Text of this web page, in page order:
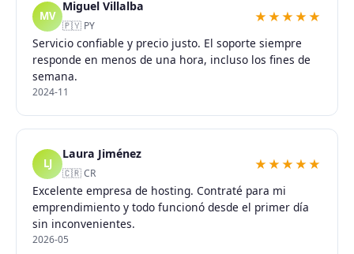
MV
Miguel Villalba
🇵🇾 PY
★★★★★
Servicio confiable y precio justo. El soporte siempre
responde en menos de una hora, incluso los fines de
semana.
2024-11
LJ
Laura Jiménez
🇨🇷 CR
★★★★★
Excelente empresa de hosting. Contraté para mi
emprendimiento y todo funcionó desde el primer día
sin inconvenientes.
2026-05